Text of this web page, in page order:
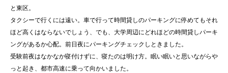
と東区。
タクシーで行くには遠い。車で行って時間貸しのパーキングに停めてもそれ
ほど高くはならないでしょう、でも、大学周辺にどれほどの時間貸しパーキ
ングがあるか心配。前日夜にパーキングチェックしときました。
受験前夜はなかなか寝付けずに、寝たのは明け方。眠い眠いと思いながらや
っと起き、都市高速に乗って向かいました。